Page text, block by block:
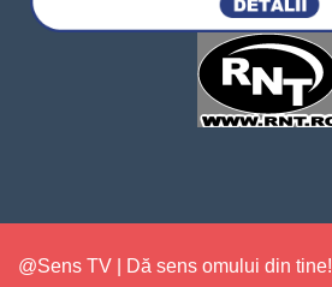
@Sens TV | Dă sens omului din tine!